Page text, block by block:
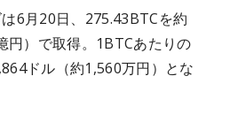
6月20日、275.43BTCを約
円）で取得。1BTCあたりの
ドル（約1,560万円）とな